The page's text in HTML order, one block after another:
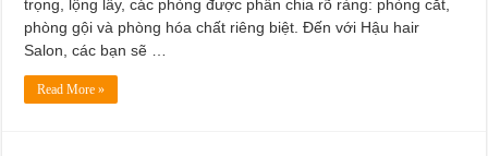
trọng, lộng lẫy, các phòng được phân chia rõ ràng: phòng cắt,
phòng gội và phòng hóa chất riêng biệt. Đến với Hậu hair
Salon, các bạn sẽ …
Read More »